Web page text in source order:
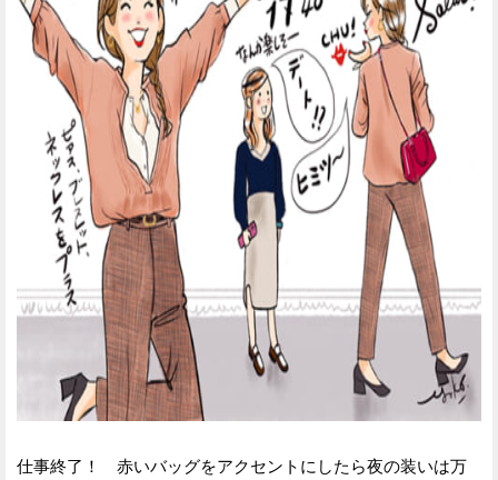
仕事終了！ 赤いバッグをアクセントにしたら夜の装いは万